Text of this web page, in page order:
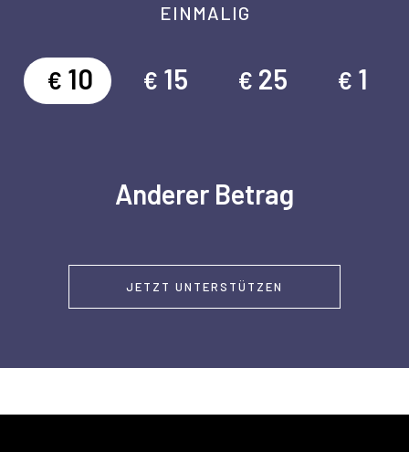
EINMALIG
€ 10 € 15 € 25 € 1
Anderer Betrag
JETZT UNTERSTÜTZEN